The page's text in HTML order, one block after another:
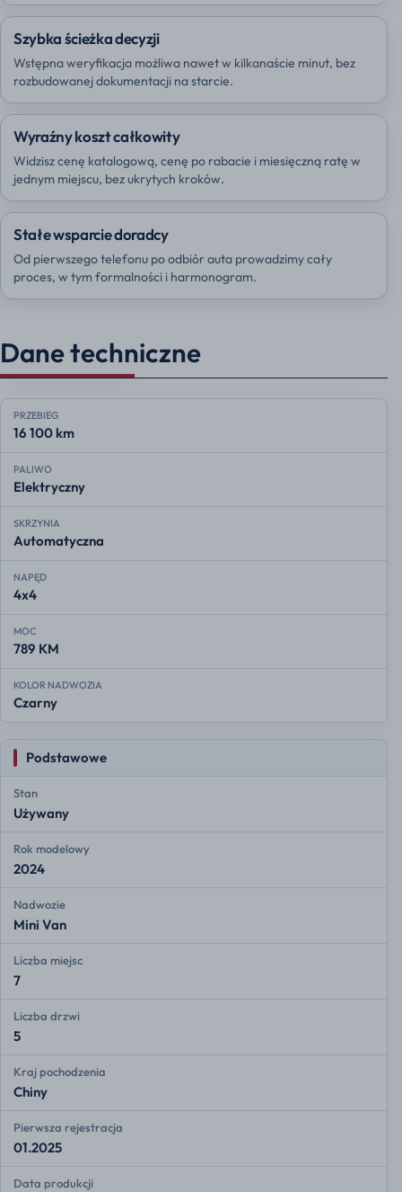
Szybka ścieżka decyzji
Wstępna weryfikacja możliwa nawet w kilkanaście minut, bez
rozbudowanej dokumentacji na starcie.
Wyraźny koszt całkowity
Widzisz cenę katalogową, cenę po rabacie i miesięczną ratę w
jednym miejscu, bez ukrytych kroków.
Stałe wsparcie doradcy
Od pierwszego telefonu po odbiór auta prowadzimy cały
proces, w tym formalności i harmonogram.
Dane techniczne
PRZEBIEG
16 100 km
PALIWO
Elektryczny
SKRZYNIA
Automatyczna
NAPĘD
4x4
MOC
789 KM
KOLOR NADWOZIA
Czarny
Podstawowe
Stan
Używany
Rok modelowy
2024
Nadwozie
Mini Van
Liczba miejsc
7
Liczba drzwi
5
Kraj pochodzenia
Chiny
Pierwsza rejestracja
01.2025
Data produkcji